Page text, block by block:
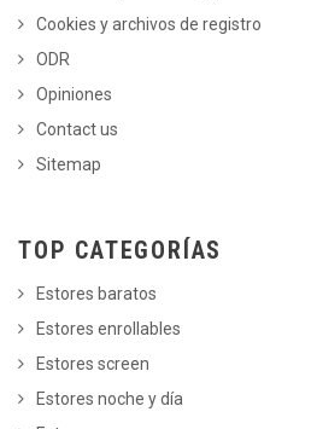
Cookies y archivos de registro
ODR
Opiniones
Contact us
Sitemap
TOP CATEGORÍAS
Estores baratos
Estores enrollables
Estores screen
Estores noche y día